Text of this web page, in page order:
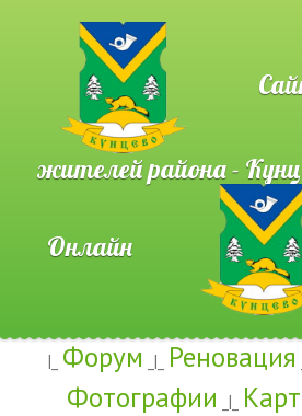
жителей района -
Онлайн
|_ Форум _|_ Реновация
Фотографии _|_